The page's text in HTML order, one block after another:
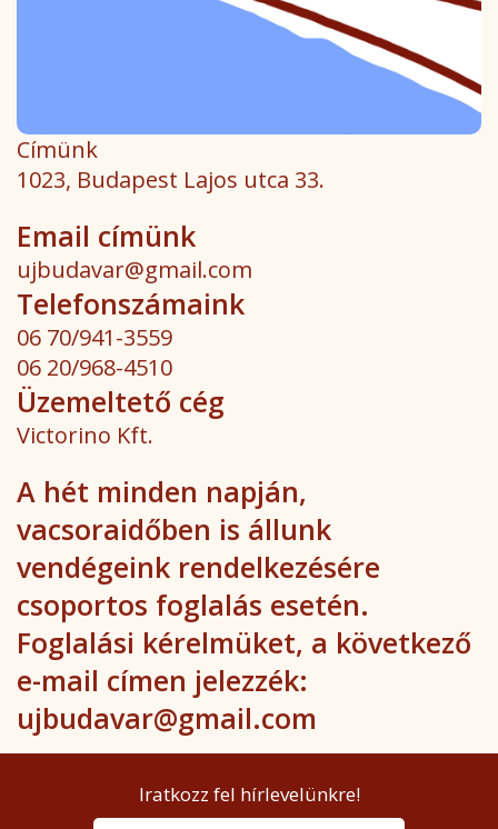
Címünk
1023, Budapest Lajos utca 33.
Email címünk
ujbudavar@gmail.com
Telefonszámaink
06 70/941-3559
06 20/968-4510
Üzemeltető cég
Victorino Kft.
A hét minden napján,
vacsoraidőben is állunk
vendégeink rendelkezésére
csoportos foglalás esetén.
Foglalási kérelmüket, a következő
e-mail címen jelezzék:
ujbudavar@gmail.com
Iratkozz fel hírlevelünkre!